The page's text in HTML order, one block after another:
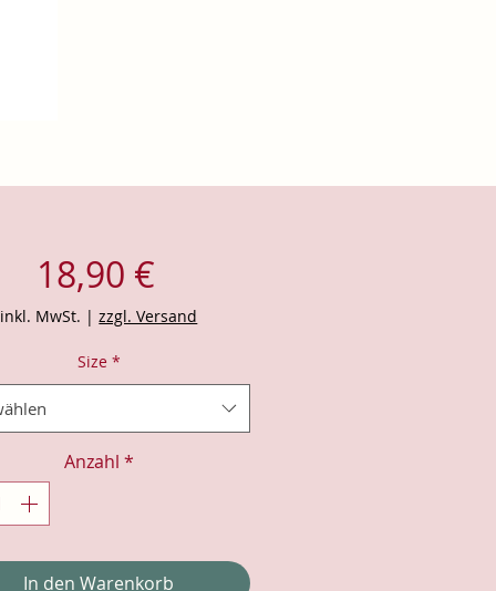
18,90 €
inkl. MwSt. |zzgl. Versand
Size *
Anzahl *
In den Warenkorb